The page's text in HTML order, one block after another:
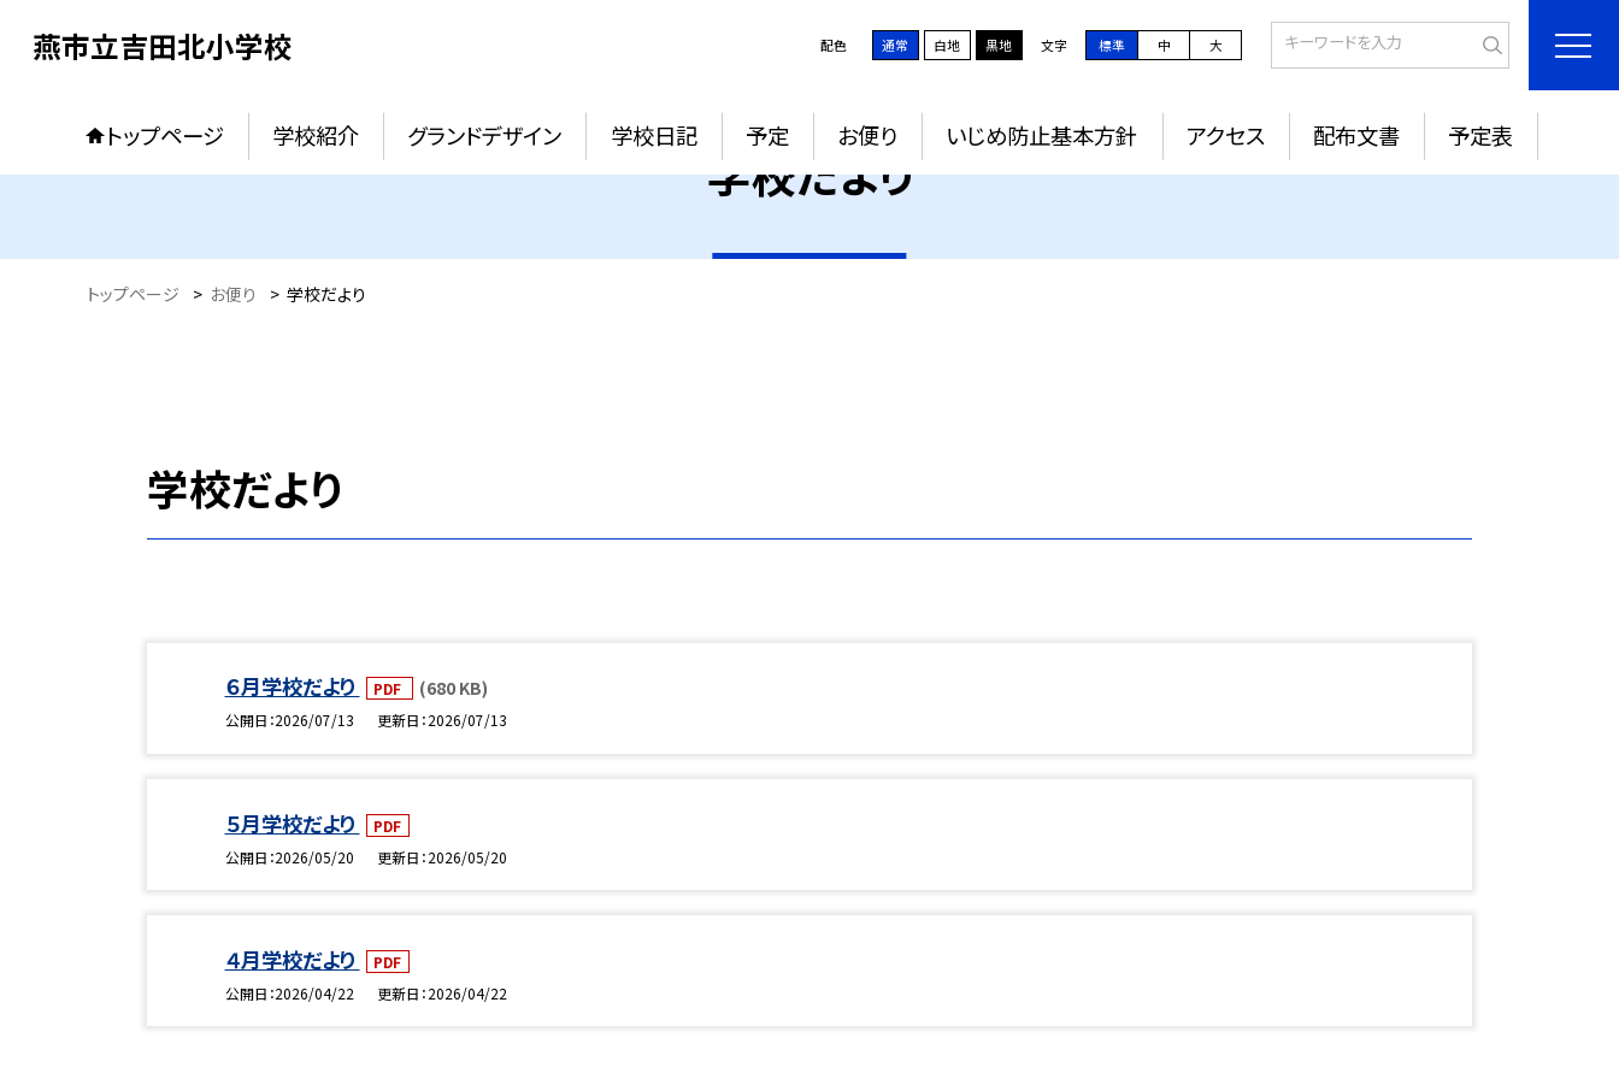
燕市立吉田北小学校 配色 通常 白地 黒地 文字 標準 中 大
トップページ 学校紹介 グランドデザイン 学校日記 予定 お便り いじめ防止基本方針 アクセス 配布文書 予定表
学校だより
トップページ > お便り > 学校だより
学校だより
６月学校だより PDF (680 KB)
公開日 2026/07/13 更新日 2026/07/13
５月学校だより
PDF
公開日 2026/05/20 更新日 2026/05/20
４月学校だより
PDF
公開日 2026/04/22 更新日 2026/04/22